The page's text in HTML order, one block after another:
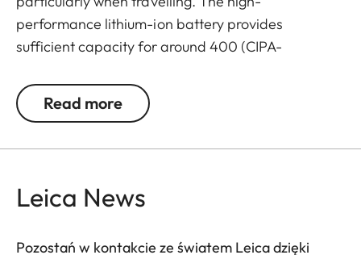
performance lithium-ion battery provides
sufficient capacity for around 400 (CIPA-
no time.
Read more
Leica News
Pozostań w kontakcie ze światem Leica dzięki